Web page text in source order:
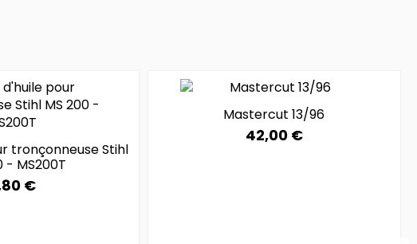
tronçonneuse Stihl
- MS200T
€
Mastercut 13/96
42,00 €